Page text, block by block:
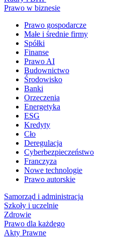
Prawo w biznesie
Prawo gospodarcze
Małe i średnie firmy
Spółki
Finanse
Prawo AI
Budownictwo
Środowisko
Banki
Orzeczenia
Energetyka
ESG
Kredyty
Cło
Deregulacja
Cyberbezpieczeństwo
Franczyza
Nowe technologie
Prawo autorskie
Samorząd i administracja
Szkoły i uczelnie
Zdrowie
Prawo dla każdego
Akty Prawne